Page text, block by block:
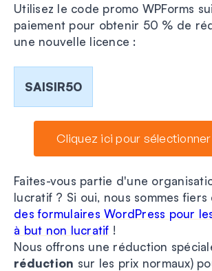
Utilisez le code promo WPForms
paiement pour obtenir 50 % de
une nouvelle licence :
SAISIR50
Cliquez ici pour sélectionner
Faites-vous partie d'une
lucratif ? Si oui, nous sommes
des formulaires WordPress pour
à but non lucratif !
Nous offrons une réduction
réduction sur les prix normaux)